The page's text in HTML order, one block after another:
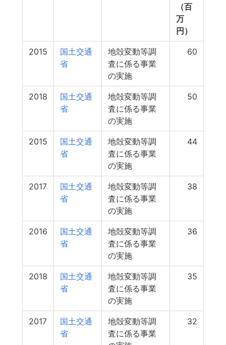
（百
万
円）
2015
国土交通
省
地殻変動等調
査に係る事業
の実施
60
2018
国土交通
省
地殻変動等調
査に係る事業
の実施
50
2015
国土交通
省
地殻変動等調
査に係る事業
の実施
44
2017
国土交通
省
地殻変動等調
査に係る事業
の実施
38
2016
国土交通
省
地殻変動等調
査に係る事業
の実施
36
2018
国土交通
省
地殻変動等調
査に係る事業
の実施
35
2017
国土交通
省
地殻変動等調
査に係る事業
32